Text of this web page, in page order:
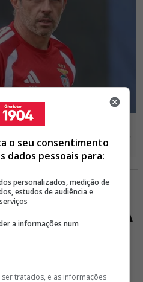
REVELA
JÁ DEFINIU SAÍDA
BENFICA
trouxe novas informações
português e o desfecho
próximo
o seu consentimento
dados pessoais para:
personalizados, medição de
estudos de audiência e
a informações num
tratados, e as informações